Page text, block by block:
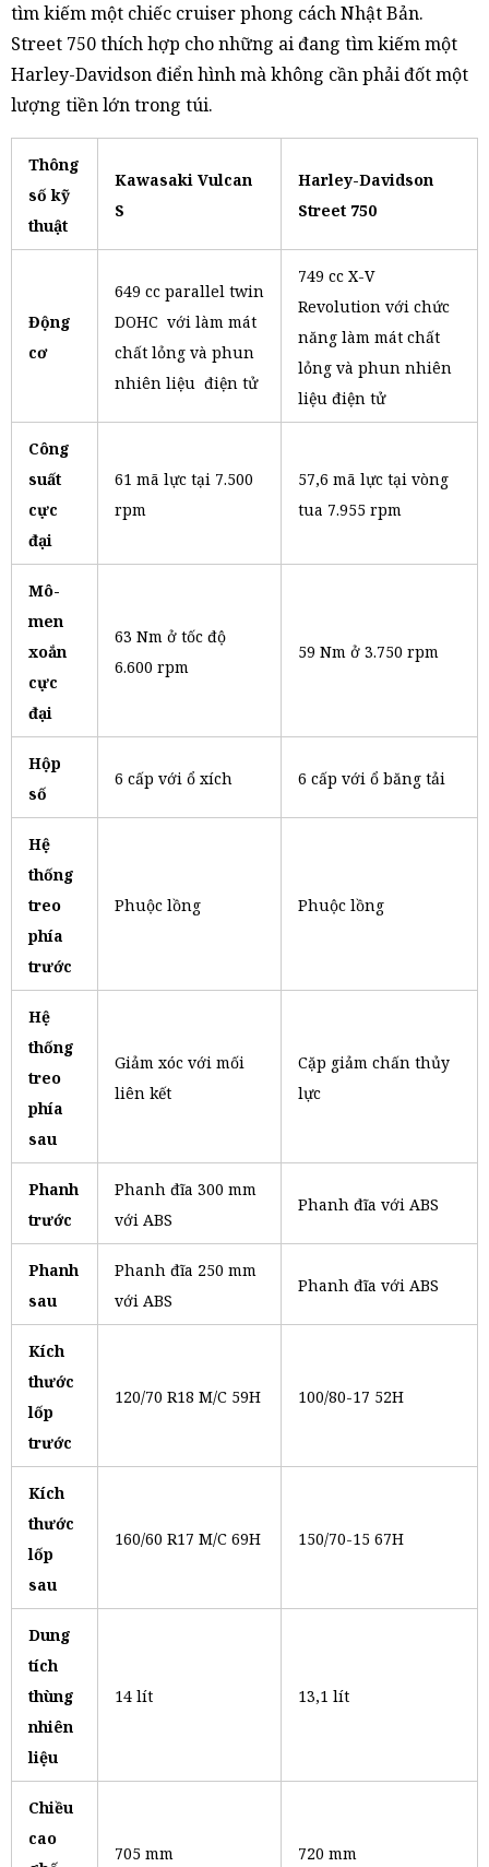
tìm kiếm một chiếc cruiser phong cách Nhật Bản.
Street 750 thích hợp cho những ai đang tìm kiếm một
Harley-Davidson điển hình mà không cần phải đốt một
lượng tiền lớn trong túi.
Thông
số kỹ
thuật
Kawasaki Vulcan
S
Harley-Davidson
Street 750
Động
cơ
649 cc parallel twin
DOHC với làm mát
chất lỏng và phun
nhiên liệu điện tử
749 cc X-V
Revolution với chức
năng làm mát chất
lỏng và phun nhiên
liệu điện tử
Công
suất
cực
đại
61 mã lực tại 7.500
rpm
57,6 mã lực tại vòng
tua 7.955 rpm
Mô-
men
xoắn
cực
đại
63 Nm ở tốc độ
6.600 rpm
59 Nm ở 3.750 rpm
Hộp
số
6 cấp với ổ xích 6 cấp với ổ băng tải
Hệ
thống
treo
phía
trước
Phuộc lồng Phuộc lồng
Hệ
thống
treo
phía
sau
Giảm xóc với mối
liên kết
Cặp giảm chấn thủy
lực
Phanh
trước
Phanh đĩa 300 mm
với ABS
Phanh đĩa với ABS
Phanh
sau
Phanh đĩa 250 mm
với ABS
Phanh đĩa với ABS
Kích
thước
lốp
trước
120/70 R18 M/C 59H 100/80-17 52H
Kích
thước
lốp
sau
160/60 R17 M/C 69H 150/70-15 67H
Dung
tích
thùng
nhiên
liệu
14 lít 13,1 lít
Chiều
cao
705 mm 720 mm